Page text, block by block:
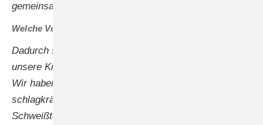
gemeinsamen Geschäftsbereich.
Welche Vorteile bieten diese Maßnahmen?
Dadurch straffen wir unsere Strukturen, wir bündeln
unsere Kräfte und arbeiten dadurch noch effizienter.
Wir haben also drei Business-Units zu zwei
schlagkräftigen Einheiten verschmolzen. Die
Schweißtechnik bleibt bei Fronius weiterhin ein